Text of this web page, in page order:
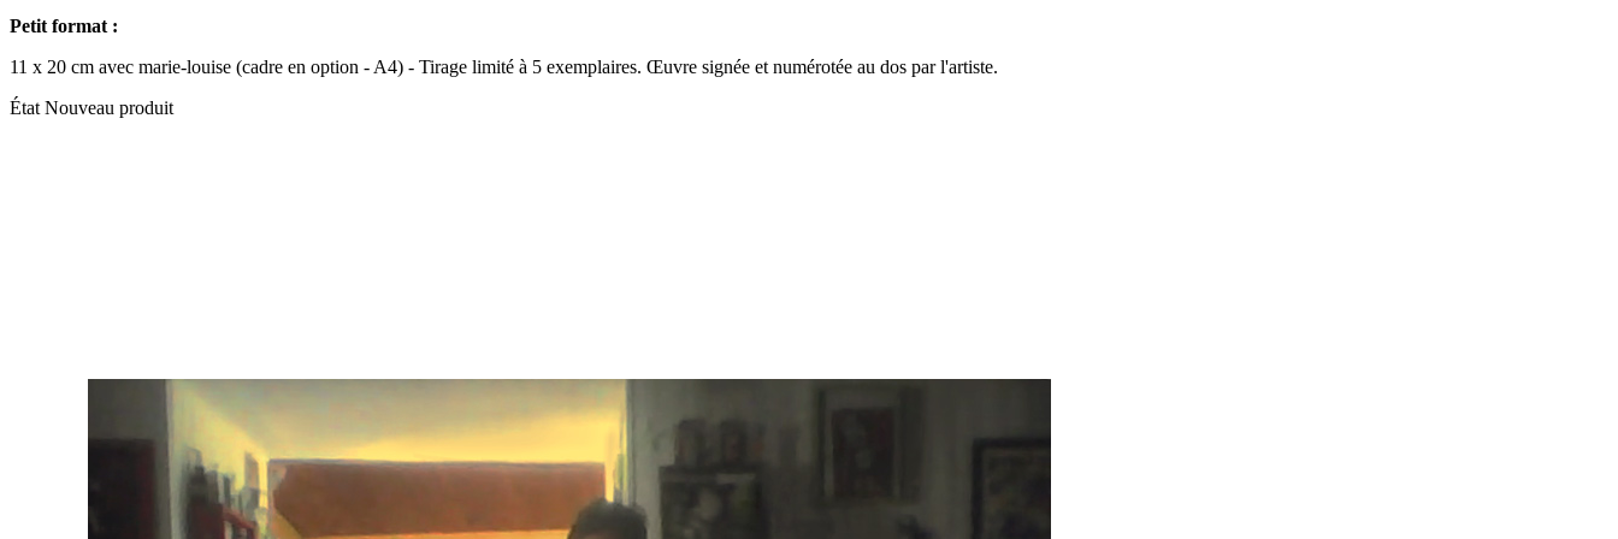
Petit format :
11 x 20 cm avec marie-louise (cadre en option - A4) - Tirage limité à 5 exemplaires. Œuvre signée et numérotée au dos par l'artiste.
État Nouveau produit